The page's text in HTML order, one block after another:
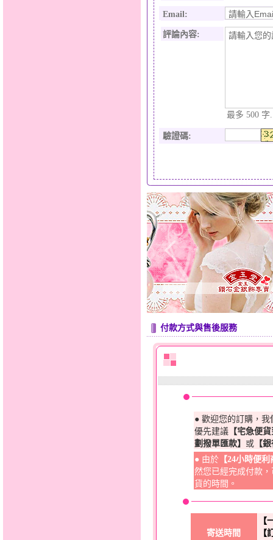
Email:
評論內容:
最多 500 字.
驗證碼:
付款方式與售後服務
● 歡迎您的訂購，
優先建議 【宅急便
劃撥單匯款】 或 【
● 由於 【24小時便
然您已經完成付款
貨的時間。
寄送時間
【
【